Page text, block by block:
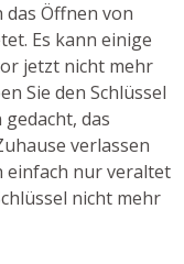
das Öffnen von
Es kann einige
jetzt nicht mehr
Sie den Schlüssel
das
verlassen
einfach nur veraltet
nicht mehr